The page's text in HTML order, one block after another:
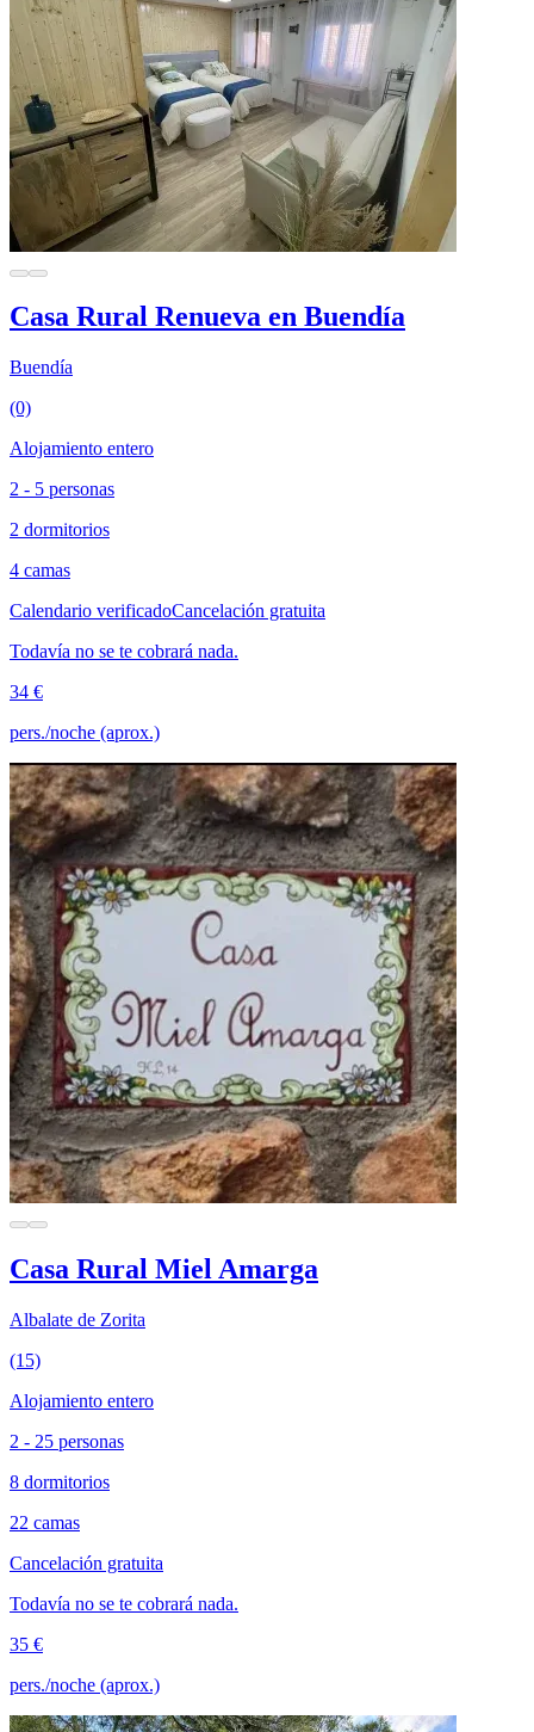
Casa Rural Renueva en Buendía
Buendía
(0)
Alojamiento entero
2 - 5 personas
2 dormitorios
4 camas
Calendario verificadoCancelación gratuita
Todavía no se te cobrará nada.
34 €
pers./noche (aprox.)
Casa Rural Miel Amarga
Albalate de Zorita
(15)
Alojamiento entero
2 - 25 personas
8 dormitorios
22 camas
Cancelación gratuita
Todavía no se te cobrará nada.
35 €
pers./noche (aprox.)